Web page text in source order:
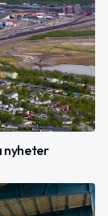
nyheter